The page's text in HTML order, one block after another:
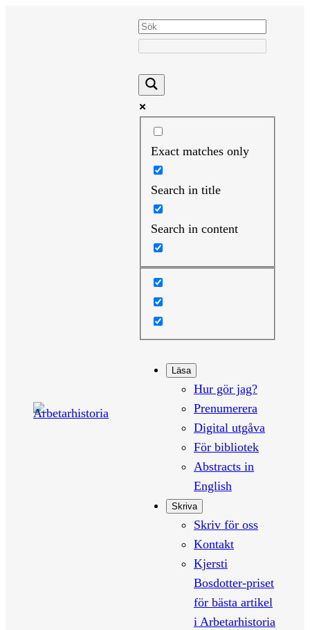
Exact matches only
Search in title
Search in content
Läsa
Hur gör jag?
Prenumerera
Digital utgåva
För bibliotek
Abstracts in
English
Skriva
Skriv för oss
Kontakt
Kjersti
Bosdotter-priset
för bästa artikel
i Arbetarhistoria